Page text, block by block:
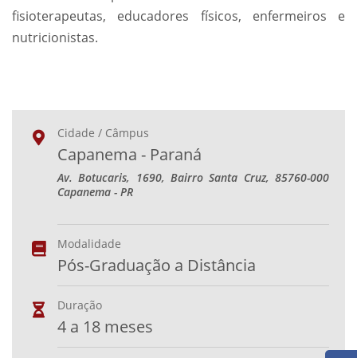
fisioterapeutas, educadores físicos, enfermeiros e
nutricionistas.
Cidade / Câmpus
Capanema - Paraná
Av. Botucaris, 1690, Bairro Santa Cruz, 85760-000
Capanema - PR
Modalidade
Pós-Graduação a Distância
Duração
4 a 18 meses